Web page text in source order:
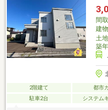
間
建
土
築
2階建て 都市
駐車2台
システム